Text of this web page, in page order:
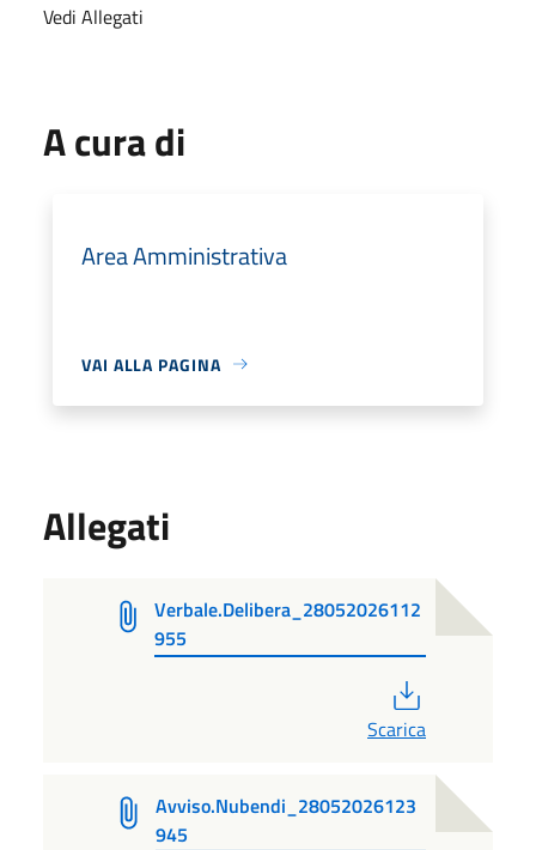
Vedi Allegati
A cura di
Area Amministrativa
VAI ALLA PAGINA
Allegati
Verbale.Delibera_28052026112
955
Scarica
Avviso.Nubendi_28052026123
945